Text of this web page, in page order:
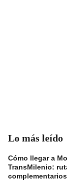
Lo más leído
Cómo llegar a
TransMilenio:
complementarios